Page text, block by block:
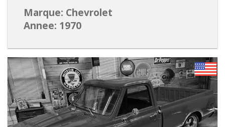
Marque: Chevrolet
Annee: 1970